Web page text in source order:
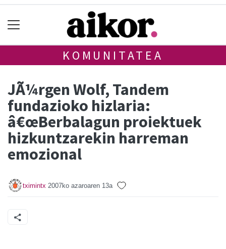
KOMUNITATEA
JÃ¼rgen Wolf, Tandem
fundazioko hizlaria:
â€œBerbalagun proiektuek
hizkuntzarekin harreman
emozional
tximintx 2007ko azaroaren 13a